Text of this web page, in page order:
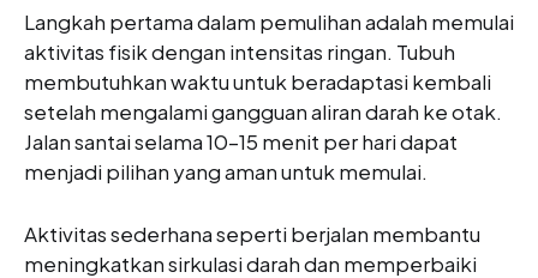
Langkah pertama dalam pemulihan adalah memulai
aktivitas fisik dengan intensitas ringan. Tubuh
membutuhkan waktu untuk beradaptasi kembali
setelah mengalami gangguan aliran darah ke otak.
Jalan santai selama 10–15 menit per hari dapat
menjadi pilihan yang aman untuk memulai.
Aktivitas sederhana seperti berjalan membantu
meningkatkan sirkulasi darah dan memperbaiki